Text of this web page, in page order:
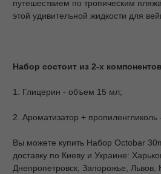
путешествием по тропическим
этой удивительной жидкости для
Набор состоит из 2-х компонентов
1. Глицерин - объем 15 мл;
2. Ароматизатор +
Вы можете купить Набор Octobar
доставку по Киеву и Украине:
Днепропетровск, Запорожье, Львов,